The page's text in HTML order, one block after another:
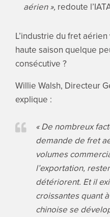
aérien », redoute
L’industrie du fret
haute saison quelque
consécutive ?
Willie Walsh, Directeur
explique :
« De nombreux
demande de fret
volumes
l’exportation,
détériorent. Et il
croissantes quant
chinoise se